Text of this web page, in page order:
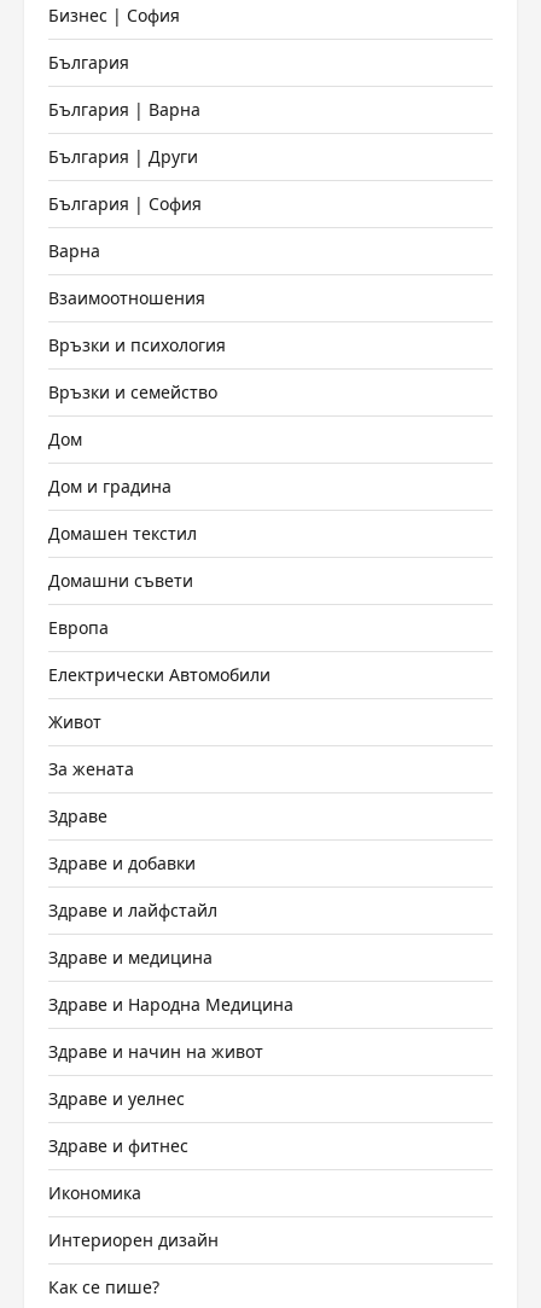
Бизнес | София
България
България | Варна
България | Други
България | София
Варна
Взаимоотношения
Връзки и психология
Връзки и семейство
Дом
Дом и градина
Домашен текстил
Домашни съвети
Европа
Електрически Автомобили
Живот
За жената
Здраве
Здраве и добавки
Здраве и лайфстайл
Здраве и медицина
Здраве и Народна Медицина
Здраве и начин на живот
Здраве и уелнес
Здраве и фитнес
Икономика
Интериорен дизайн
Как се пише?